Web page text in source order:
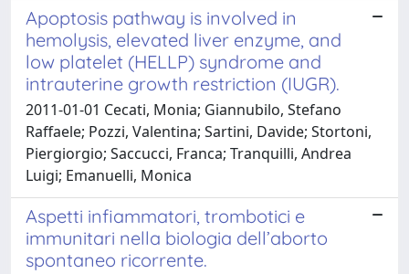
Apoptosis pathway is involved in
hemolysis, elevated liver enzyme, and
low platelet (HELLP) syndrome and
intrauterine growth restriction (IUGR).
2011-01-01 Cecati, Monia; Giannubilo, Stefano
Raffaele; Pozzi, Valentina; Sartini, Davide; Stortoni,
Piergiorgio; Saccucci, Franca; Tranquilli, Andrea
Luigi; Emanuelli, Monica
Aspetti infiammatori, trombotici e
immunitari nella biologia dell’aborto
spontaneo ricorrente.